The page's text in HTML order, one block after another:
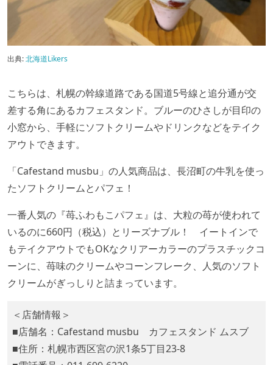
出典:北海道Likers
こちらは、札幌の幹線道路である国道5号線と追分通が交
差する角にあるカフェスタンド。ブルーのひさしが目印の
小窓から、手軽にソフトクリームやドリンクなどをテイク
アウトできます。
「Cafestand musbu」の人気商品は、長沼町の牛乳を使っ
たソフトクリームとパフェ！
一番人気の『苺ふわもこパフェ』は、大粒の苺が使われて
いるのに660円（税込）とリーズナブル！ イートインで
もテイクアウトでもOKなクリアーカラーのプラスチックコ
ーンに、苺味のクリームやコーンフレーク、人気のソフト
クリームがぎっしりと詰まっています。
＜店舗情報＞
■店舗名：Cafestand musbu カフェスタンド ムスブ
■住所：札幌市西区宮の沢1条5丁目23-8